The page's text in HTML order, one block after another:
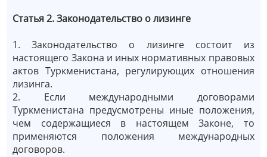
Статья 2. Законодательство о лизинге
1. Законодательство о лизинге состоит из
настоящего Закона и иных нормативных правовых
актов Туркменистана, регулирующих отношения
лизинга.
2. Если международными договорами
Туркменистана предусмотрены иные положения,
чем содержащиеся в настоящем Законе, то
применяются положения международных
договоров.